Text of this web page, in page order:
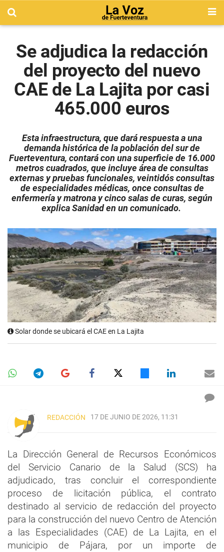
Se adjudica la redacción
del proyecto del nuevo
CAE de La Lajita por casi
465.000 euros
Esta infraestructura, que dará respuesta a una
demanda histórica de la población del sur de
Fuerteventura, contará con una superficie de 16.000
metros cuadrados, que incluye área de consultas
externas y pruebas funcionales, veintidós consultas
de especialidades médicas, once consultas de
enfermería y matrona y cinco salas de curas, según
explica Sanidad en un comunicado.
Solar donde se ubicará el CAE en La Lajita
REDACCIÓN 17 DE JUNIO DE 2026, 11:31
La Dirección General de Recursos Económicos
del Servicio Canario de la Salud (SCS) ha
adjudicado, tras concluir el correspondiente
proceso de licitación pública, el contrato
destinado al servicio de redacción del proyecto
para la construcción del nuevo Centro de Atención
a las Especialidades (CAE) de La Lajita, en el
municipio de Pájara, por un importe de